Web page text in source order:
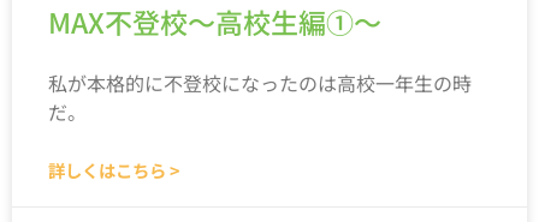
MAX不登校～高校生編①～
私が本格的に不登校になったのは高校一年生の時
だ。
詳しくはこちら >